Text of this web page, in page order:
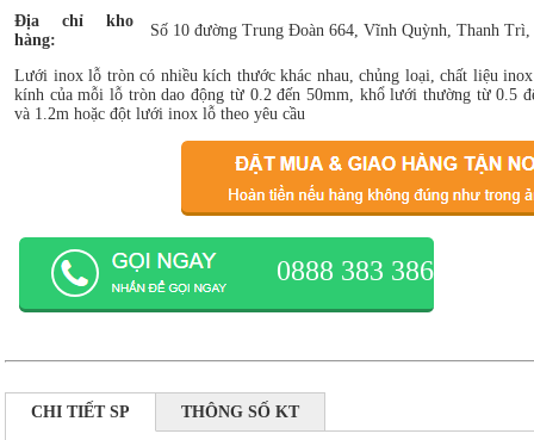
Địa chỉ kho
hàng:
Số 10 đường Trung Đoàn 664, Vĩnh Quỳnh, Thanh
Lưới inox lỗ tròn có nhiều kích thước khác nhau, chủng loại, chất liệu
kính của mỗi lỗ tròn dao động từ 0.2 đến 50mm, khổ lưới thường từ 0.5
và 1.2m hoặc đột lưới inox lỗ theo yêu cầu
0888 383 386
CHI TIẾT SP THÔNG SỐ KT